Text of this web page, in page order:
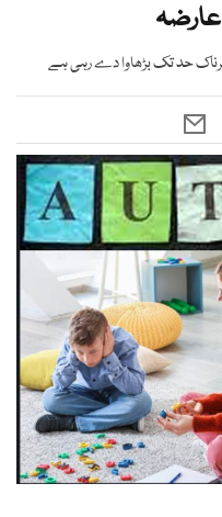
عارضہ
حد تک بڑھاوا دے رہی ہے